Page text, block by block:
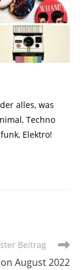
alles, was
Techno
Elektro!
Beitrag
August 2022